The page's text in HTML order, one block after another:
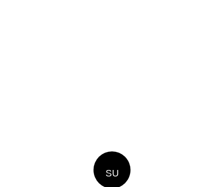
SU